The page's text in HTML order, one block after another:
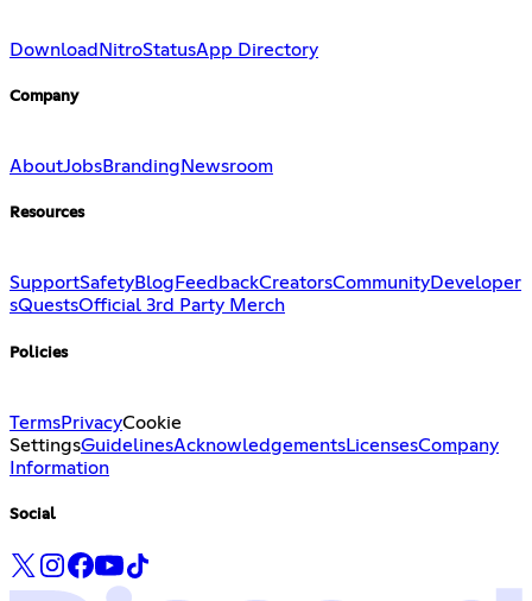
Download NitroStatusApp Directory
Company
AboutJobsBranding Newsroom
Resources
SupportSafetyBlog FeedbackCreatorsCommunityDeveloper
sQuestsOfficial 3rd Party Merch
Policies
TermsPrivacyCookie
SettingsGuidelinesAcknowledgementsLicensesCompany
Information
Social